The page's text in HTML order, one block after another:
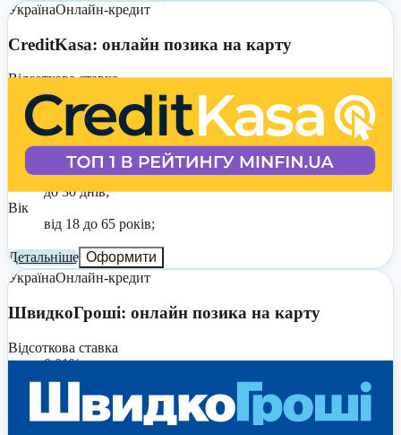
УкраїнаОнлайн-кредит
CreditKasa: онлайн позика на карту
Відсоткова ставка
0,01% на день;
Реальна річна ставка
від 3,65% до 4545%;
Сума
до 20 000 грн;
Строк
до 30 днів;
Вік
від 18 до 65 років;
Детальніше Оформити
УкраїнаОнлайн-кредит
ШвидкоГроші: онлайн позика на карту
Відсоткова ставка
0,01% на день;
Реальна річна ставка
від 3,65% до 4545%;